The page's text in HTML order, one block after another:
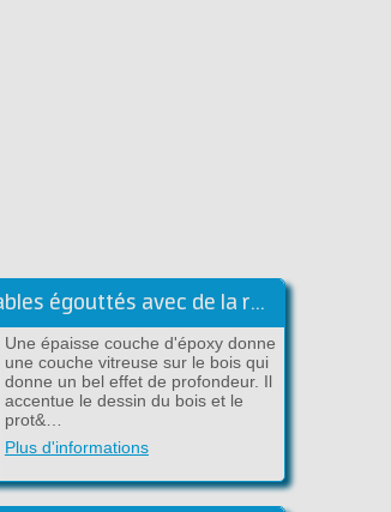
Comptoirs et tables égouttés avec de la résine époxy
Une épaisse couche d'époxy donne
une couche vitreuse sur le bois qui
donne un bel effet de profondeur. Il
accentue le dessin du bois et le
prot&…
Plus d'informations